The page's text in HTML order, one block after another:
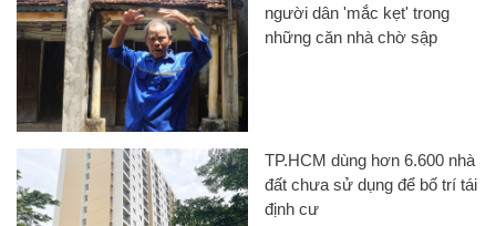
người dân 'mắc kẹt' trong
những căn nhà chờ sập
TP.HCM dùng hơn 6.600 nhà
đất chưa sử dụng để bố trí tái
định cư